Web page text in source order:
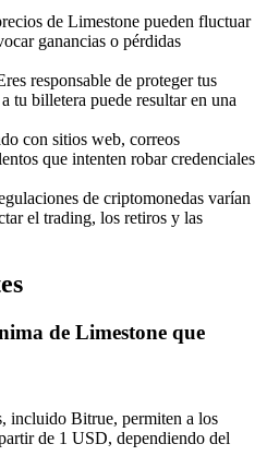
recompensas en efectivo
25000 USDT prize pool!
de Limestone pueden fluctuar
ganancias o pérdidas
responsable de proteger tus
tu billetera puede resultar en una
con sitios web, correos
que intenten robar credenciales
de criptomonedas varían
el trading, los retiros y las
de Limestone que
incluido Bitrue, permiten a los
de 1 USD, dependiendo del